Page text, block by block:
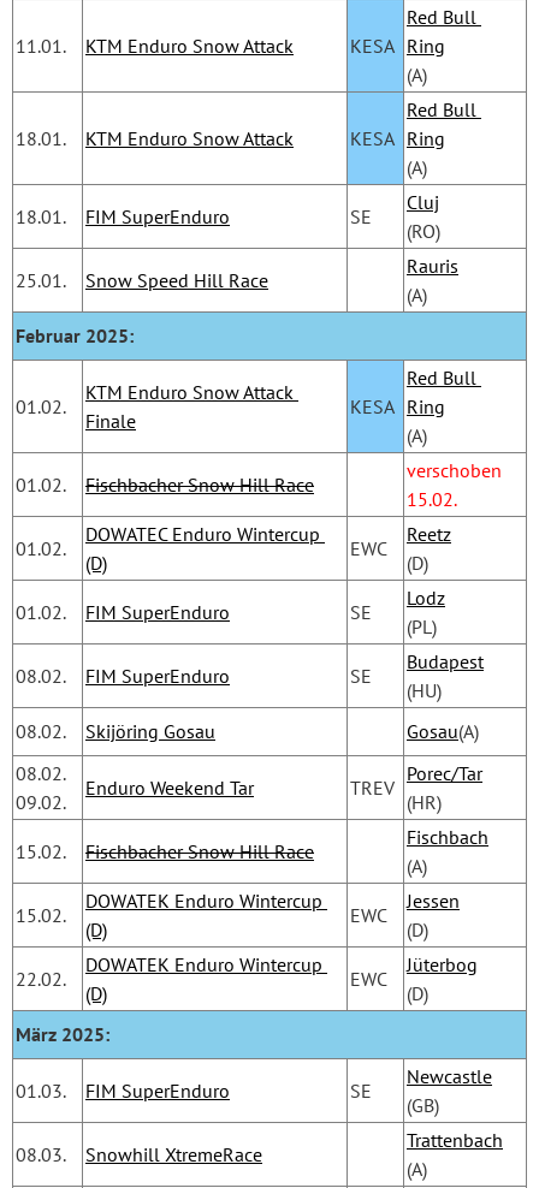
11.01. KTM Enduro Snow Attack KESA
Red Bull
Ring
(A)
18.01. KTM Enduro Snow Attack KESA
Red Bull
Ring
(A)
18.01. FIM SuperEnduro SE
Cluj
(RO)
25.01. Snow Speed Hill Race
Rauris
(A)
Februar 2025:
01.02.
KTM Enduro Snow Attack
Finale
KESA
Red Bull
Ring
(A)
01.02. Fischbacher Snow Hill Race
verschoben
15.02.
01.02.
DOWATEC Enduro Wintercup
(D)
EWC
Reetz
(D)
01.02. FIM SuperEnduro SE
Lodz
(PL)
08.02. FIM SuperEnduro SE
Budapest
(HU)
08.02.
Skijöring Gosau Gosau(A)
08.02.
09.02.
Enduro Weekend Tar TREV
Porec/Tar
(HR)
15.02. Fischbacher Snow Hill Race
Fischbach
(A)
15.02.
DOWATEK Enduro Wintercup
(D)
EWC
Jessen
(D)
22.02.
DOWATEK Enduro Wintercup
(D)
EWC
Jüterbog
(D)
März 2025:
01.03. FIM SuperEnduro SE
Newcastle
(GB)
08.03. Snowhill XtremeRace
Trattenbach
(A)